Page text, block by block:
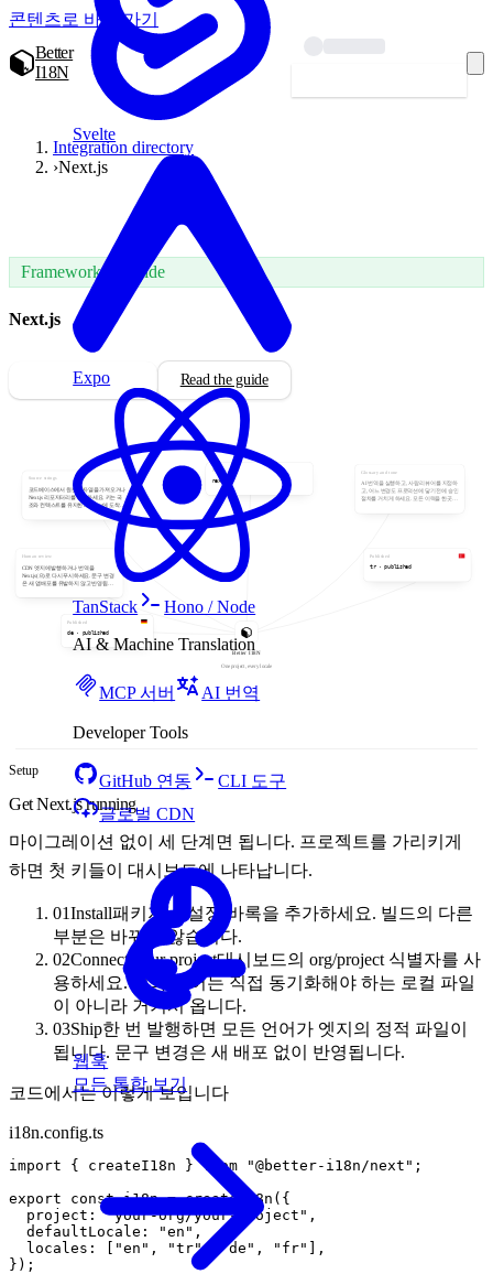
콘텐츠로 바로 가기
Better
I18N
Svelte
Expo
TanStack
Hono / Node
AI & Machine Translation
MCP 서버 AI 번역
Developer Tools
GitHub 연동
CLI 도구
글로벌 CDN
웹훅
모든 통합 보기
Integration directory
›Next.js
Frameworks · Guide
Next.js
Install integration Read the guide
Source strings
코드베이스에서 원본 문자열을 가져오거나
Next.js 리포지터리를 연결하세요. 키는 국
조와 컨텍스트를 유지한 채 Better에 도착합
Next.js
nextjs
Glossary and tone
AI 번역을 실행하고, 사람 리뷰어를 지정하
고, 어느 변경도 프로덕션에 닿기 전에 승인
절차를 거치게 하세요. 모든 이력을 한곳에
Human review
CDN 엣지에 발행하거나 번역을
Next.js(으)로 다시 푸시하세요. 문구 변경
은 새 앱 배포를 유발하지 않고 반영됩니
Published
tr · published
Published
de · published
Better I18N
One project, every locale
Setup
Get Next.js running
마이그레이션 없이 세 단계면 됩니다. 프로젝트를 가리키게
하면 첫 키들이 대시보드에 나타납니다.
01Install패키지나 설정 바록을 추가하세요. 빌드의 다른
부분은 바뀌지 않습니다.
02Connect your project대시보드의 org/project 식별자를 사
용하세요. 키와 언어는 직접 동기화해야 하는 로컬 파일
이 아니라 거기서 옵니다.
03Ship한 번 발행하면 모든 언어가 엣지의 정적 파일이
됩니다. 문구 변경은 새 배포 없이 반영됩니다.
코드에서는 이렇게 보입니다
i18n.config.ts
import { createI18n } from "@better-i18n/next" ;
export
const i18n = createI18n ( {
project : "your-org/your-project" ,
defaultLocale : "en" ,
locales : "en" , "tr", "de" , "fr"
,
} ) ;